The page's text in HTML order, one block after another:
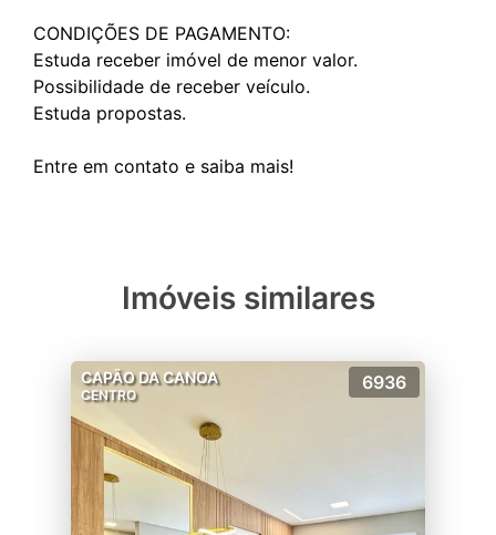
CONDIÇÕES DE PAGAMENTO:
Estuda receber imóvel de menor valor.
Possibilidade de receber veículo.
Estuda propostas.
Imóveis similares
CAPÃO DA CANOA
CENTRO
6936